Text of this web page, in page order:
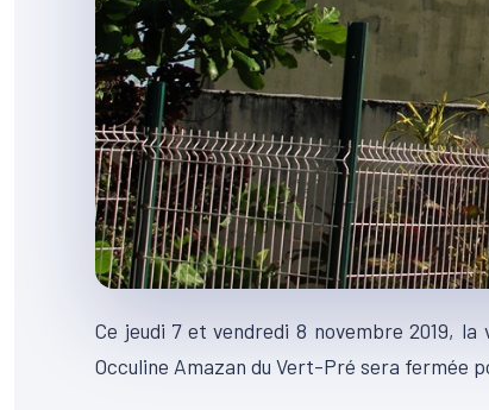
Ce jeudi 7 et vendredi 8 novembre 2019,
Occuline Amazan du Vert-Pré sera fermée